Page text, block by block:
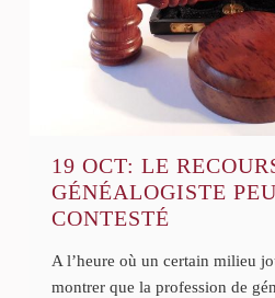
19 OCT: LE
GÉNÉALOGISTE
CONTESTÉ
A l’heure où un certain milieu
montrer que la profession de